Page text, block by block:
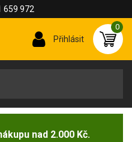
659 972
Přihlásit
0
nad 2.000 Kč.